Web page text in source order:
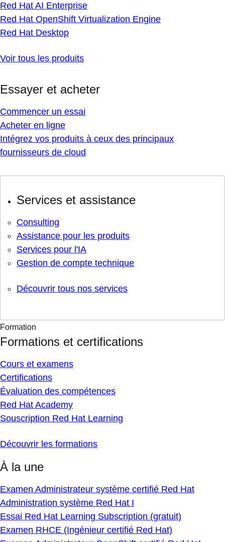
Red Hat AI Enterprise
Red Hat OpenShift Virtualization Engine
Red Hat Desktop
Voir tous les produits
Essayer et acheter
Commencer un essai
Acheter en ligne
Intégrez vos produits à ceux des principaux
fournisseurs de cloud
Services et assistance
Consulting
Assistance pour les produits
Services pour l'IA
Gestion de compte technique
Découvrir tous nos services
Formation
Formations et certifications
Cours et examens
Certifications
Évaluation des compétences
Red Hat Academy
Souscription Red Hat Learning
Découvrir les formations
À la une
Examen Administrateur système certifié Red Hat
Administration système Red Hat I
Essai Red Hat Learning Subscription (gratuit)
Examen RHCE (Ingénieur certifié Red Hat)